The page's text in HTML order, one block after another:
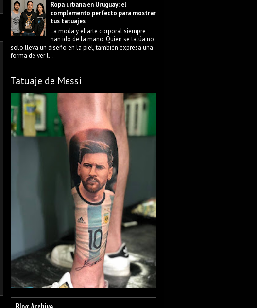
Ropa urbana en Uruguay: el
complemento perfecto para mostrar
tus tatuajes
La moda y el arte corporal siempre
han ido de la mano. Quien se tatúa no
solo lleva un diseño en la piel, también expresa una
forma de ver l...
Tatuaje de Messi